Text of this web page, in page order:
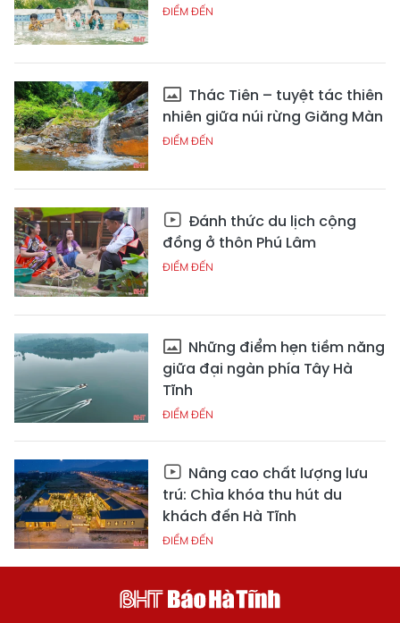
ĐIỂM ĐẾN
Thác Tiên – tuyệt tác thiên
nhiên giữa núi rừng Giăng Màn
ĐIỂM ĐẾN
Đánh thức du lịch cộng
đồng ở thôn Phú Lâm
ĐIỂM ĐẾN
Những điểm hẹn tiềm năng
giữa đại ngàn phía Tây Hà
Tĩnh
ĐIỂM ĐẾN
Nâng cao chất lượng lưu
trú: Chìa khóa thu hút du
khách đến Hà Tĩnh
ĐIỂM ĐẾN